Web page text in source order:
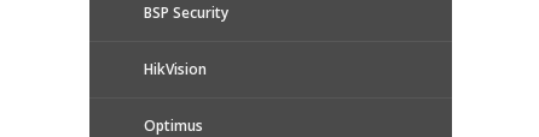
BSP Security
HikVision
Optimus